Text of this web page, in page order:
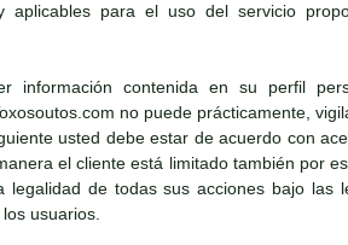
para el uso del servicio
información contenida en su perfil
no puede prácticamente,
usted debe estar de acuerdo con
el cliente está limitado también por
de todas sus acciones bajo las
usuarios.